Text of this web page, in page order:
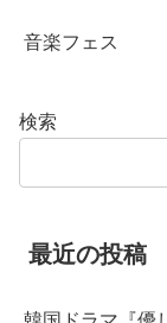
音楽フェス
検索
最近の投稿